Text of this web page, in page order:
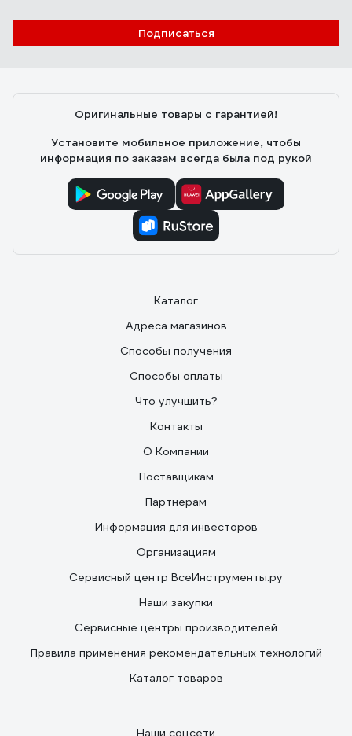
Подписаться
Оригинальные товары с гарантией!
Установите мобильное приложение, чтобы
информация по заказам всегда была под рукой
Каталог
Адреса магазинов
Способы получения
Способы оплаты
Что улучшить?
Контакты
О Компании
Поставщикам
Партнерам
Информация для инвесторов
Организациям
Сервисный центр ВсеИнструменты.ру
Наши закупки
Сервисные центры производителей
Правила применения рекомендательных технологий
Каталог товаров
Наши соцсети